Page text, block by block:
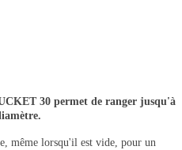
30 permet de ranger jusqu'à
même lorsqu'il est vide, pour un